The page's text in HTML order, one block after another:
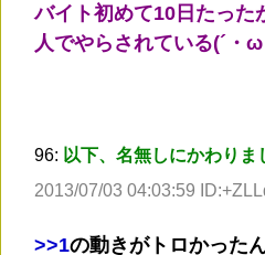
バイト初めて10日たった
人でやらされている(´・
96: 以下、名無しにかわり
2013/07/03 04:03:59
>>1の動きがトロかった